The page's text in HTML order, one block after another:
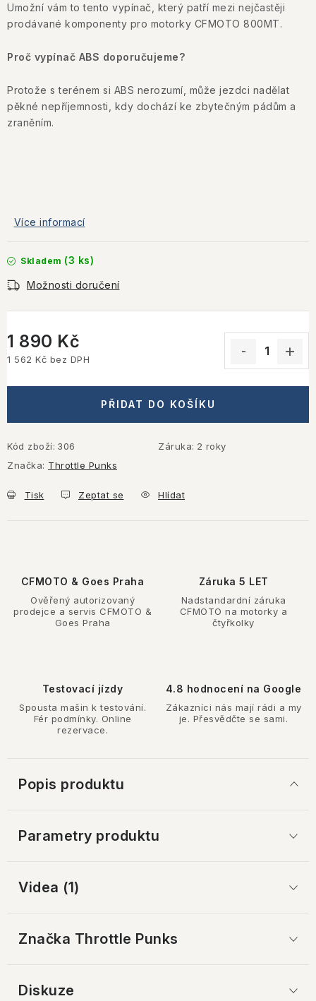
Umožní vám to tento vypínač, který patří mezi nejčastěji
prodávané komponenty pro motorky CFMOTO 800MT.
Proč vypínač ABS doporučujeme?
Protože s terénem si ABS nerozumí, může jezdci nadělat
pěkné nepříjemnosti, kdy dochází ke zbytečným pádům a
zraněním.
Více informací
Skladem (3 ks)
Možnosti doručení
1 890 Kč
1 562 Kč bez DPH
PŘIDAT DO KOŠÍKU
Kód zboží: 306 Záruka: 2 roky
Značka: Throttle Punks
Tisk Zeptat se Hlídat
CFMOTO & Goes Praha
Ověřený autorizovaný
prodejce a servis CFMOTO &
Goes Praha
Záruka 5 LET
Nadstandardní záruka
CFMOTO na motorky a
čtyřkolky
Testovací jízdy
Spousta mašin k testování.
Fér podmínky. Online
rezervace.
4.8 hodnocení na Google
Zákazníci nás mají rádi a my
je. Přesvědčte se sami.
Popis produktu
Parametry produktu
Videa (1)
Značka Throttle Punks
Diskuze